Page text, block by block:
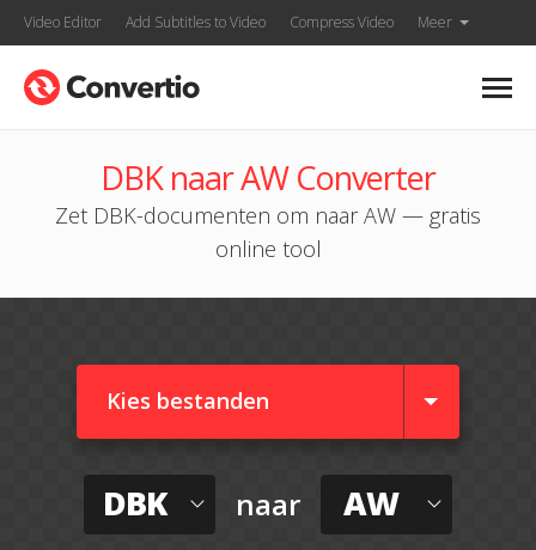
Video Editor Add Subtitles to Video Compress Video Meer
DBK naar AW Converter
Zet DBK-documenten om naar AW — gratis
online tool
Kies bestanden
DBK naar AW